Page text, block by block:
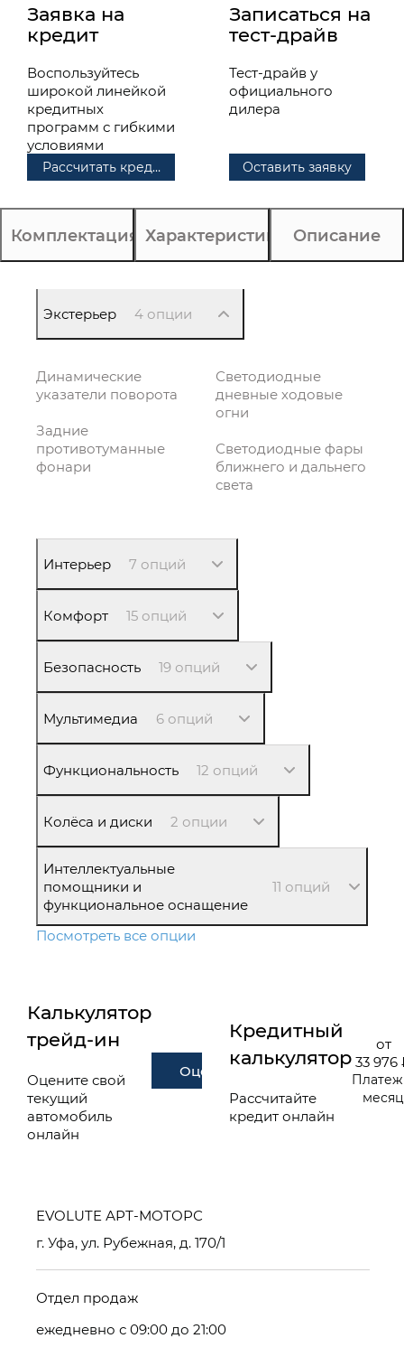
Заявка на
кредит
Воспользуйтесь
широкой линейкой
кредитных
программ с гибкими
условиями
Рассчитать кредит
Записаться на
тест-драйв
Тест-драйв у
официального
дилера
Оставить заявку
Комплектация Характеристики Описание
Экстерьер 4 опции
Динамические
указатели поворота
Задние
противотуманные
фонари
Светодиодные
дневные ходовые
огни
Светодиодные фары
ближнего и дальнего
света
Интерьер 7 опций
Комфорт 15 опций
Безопасность 19 опций
Мультимедиа 6 опций
Функциональность 12 опций
Колёса и диски 2 опции
Интеллектуальные
помощники и
функциональное оснащение
11 опций
Посмотреть все опции
Калькулятор
трейд-ин
Оцените свой
текущий
автомобиль
онлайн
Оценить
Кредитный
калькулятор
Рассчитайте
кредит онлайн
от
33 976
месяц
EVOLUTE АРТ-МОТОРС
г. Уфа, ул. Рубежная, д. 170/1
Отдел продаж
ежедневно с 09:00 до 21:00